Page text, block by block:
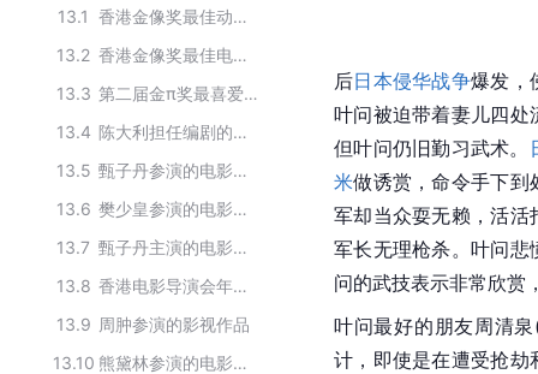
13.1
香港金像奖最佳动作设计历届获奖作品
13.2
香港金像奖最佳电影历届获奖作品
13.3
第二届金π奖最喜爱的华语片
13.4
陈大利担任编剧的电影
13.5
甄子丹参演的电影作品
13.6
樊少皇参演的电影作品
13.7
甄子丹主演的电影作品
13.8
香港电影导演会年度推介电影奖
13.9 周肿参演的影视作品
13.10
熊黛林参演的电影作品
后日本侵华战争爆发，
叶问被迫带着妻儿四处
但叶问仍旧勤习武术。
米做诱赏，命令手下到
军却当众耍无赖，活
军长无理枪杀。叶问悲
问的武技表示非常欣赏
叶问最好的朋友周清泉
计，即使是在遭受抢劫